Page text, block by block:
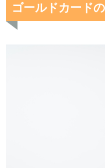
ゴールドカード